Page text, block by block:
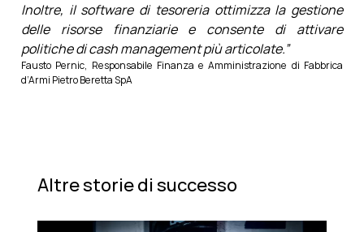
Inoltre, il software di tesoreria ottimizza la gestione
delle risorse finanziarie e consente di attivare
politiche di cash management più articolate.”
Fausto Pernic, Responsabile Finanza e Amministrazione di Fabbrica
d’Armi Pietro Beretta SpA
Altre storie di successo